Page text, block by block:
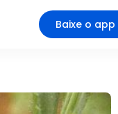
Baixe o app